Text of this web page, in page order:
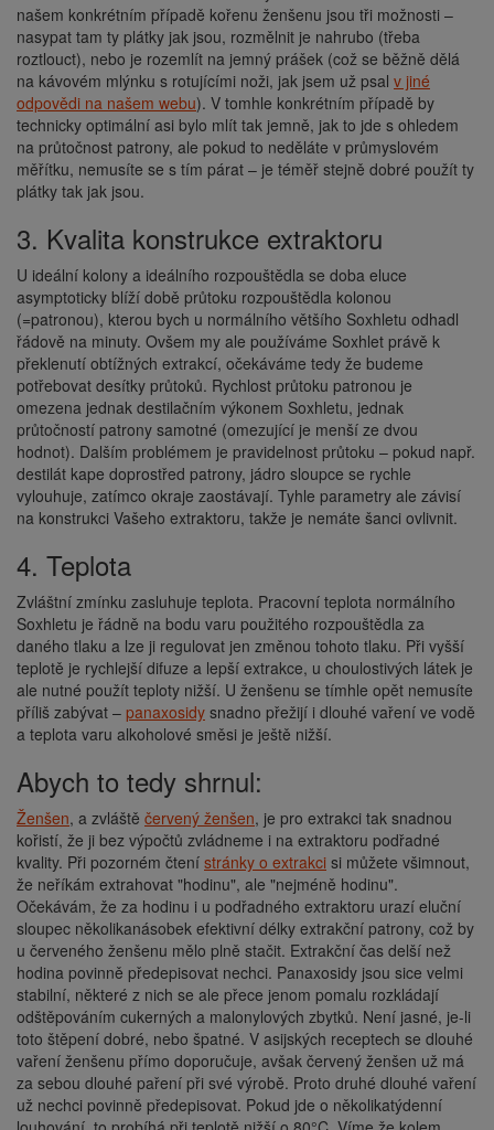
našem konkrétním případě kořenu ženšenu jsou tři možnosti –
nasypat tam ty plátky jak jsou, rozmělnit je nahrubo (třeba
roztlouct), nebo je rozemlít na jemný prášek (což se běžně dělá
na kávovém mlýnku s rotujícími noži, jak jsem už psal v jiné
odpovědi na našem webu). V tomhle konkrétním případě by
technicky optimální asi bylo mlít tak jemně, jak to jde s ohledem
na průtočnost patrony, ale pokud to neděláte v průmyslovém
měřítku, nemusíte se s tím párat – je téměř stejně dobré použít ty
plátky tak jak jsou.
3. Kvalita konstrukce extraktoru
U ideální kolony a ideálního rozpouštědla se doba eluce
asymptoticky blíží době průtoku rozpouštědla kolonou
(=patronou), kterou bych u normálního většího Soxhletu odhadl
řádově na minuty. Ovšem my ale používáme Soxhlet právě k
překlenutí obtížných extrakcí, očekáváme tedy že budeme
potřebovat desítky průtoků. Rychlost průtoku patronou je
omezena jednak destilačním výkonem Soxhletu, jednak
průtočností patrony samotné (omezující je menší ze dvou
hodnot). Dalším problémem je pravidelnost průtoku – pokud např.
destilát kape doprostřed patrony, jádro sloupce se rychle
vylouhuje, zatímco okraje zaostávají. Tyhle parametry ale závisí
na konstrukci Vašeho extraktoru, takže je nemáte šanci ovlivnit.
4. Teplota
Zvláštní zmínku zasluhuje teplota. Pracovní teplota normálního
Soxhletu je řádně na bodu varu použitého rozpouštědla za
daného tlaku a lze ji regulovat jen změnou tohoto tlaku. Při vyšší
teplotě je rychlejší difuze a lepší extrakce, u choulostivých látek je
ale nutné použít teploty nižší. U ženšenu se tímhle opět nemusíte
příliš zabývat – panaxosidy snadno přežijí i dlouhé vaření ve vodě
a teplota varu alkoholové směsi je ještě nižší.
Abych to tedy shrnul:
Ženšen, a zvláště červený ženšen, je pro extrakci tak snadnou
kořistí, že ji bez výpočtů zvládneme i na extraktoru podřadné
kvality. Při pozorném čtení stránky o extrakci si můžete všimnout,
že neříkám extrahovat "hodinu", ale "nejméně hodinu".
Očekávám, že za hodinu i u podřadného extraktoru urazí eluční
sloupec několikanásobek efektivní délky extrakční patrony, což by
u červeného ženšenu mělo plně stačit. Extrakční čas delší než
hodina povinně předepisovat nechci. Panaxosidy jsou sice velmi
stabilní, některé z nich se ale přece jenom pomalu rozkládají
odštěpováním cukerných a malonylových zbytků. Není jasné, je-li
toto štěpení dobré, nebo špatné. V asijských receptech se dlouhé
vaření ženšenu přímo doporučuje, avšak červený ženšen už má
za sebou dlouhé paření při své výrobě. Proto druhé dlouhé vaření
už nechci povinně předepisovat. Pokud jde o několikatýdenní